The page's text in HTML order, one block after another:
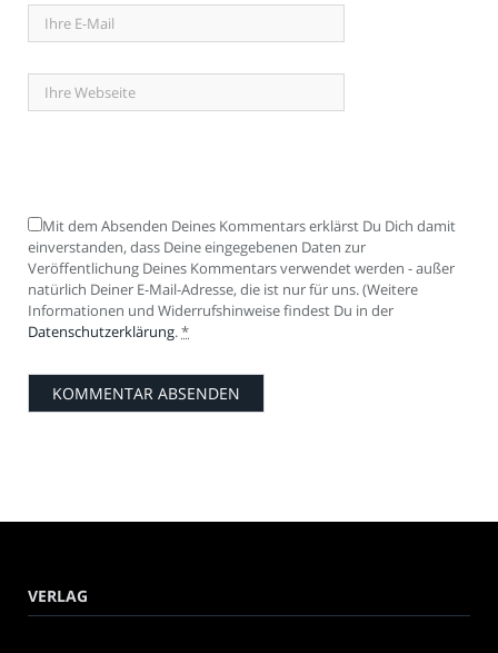
Mit dem Absenden Deines Kommentars erklärst Du Dich damit
einverstanden, dass Deine eingegebenen Daten zur
Veröffentlichung Deines Kommentars verwendet werden - außer
natürlich Deiner E-Mail-Adresse, die ist nur für uns. (Weitere
Informationen und Widerrufshinweise findest Du in der
Datenschutzerklärung.*
VERLAG